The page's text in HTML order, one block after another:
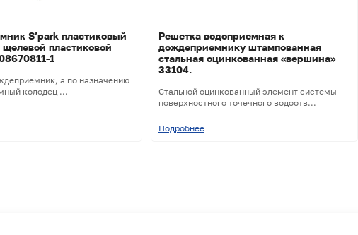
S’park пластиковый
пластиковой
1
а по назначению
колодец ...
Решетка водоприемная к
дождеприемнику штампованная
стальная оцинкованная «вершина»
33104.
Стальной оцинкованный элемент системы
поверхностного точечного водоотв...
Подробнее